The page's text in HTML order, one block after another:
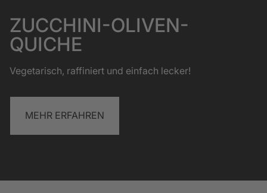
ZUCCHINI-OLIVEN-
QUICHE
Vegetarisch, raffiniert und einfach lecker!
MEHR ERFAHREN